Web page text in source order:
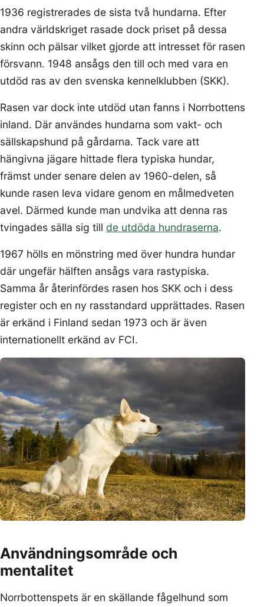
1936 registrerades de sista två hundarna. Efter
andra världskriget rasade dock priset på dessa
skinn och pälsar vilket gjorde att intresset för rasen
försvann. 1948 ansågs den till och med vara en
utdöd ras av den svenska kennelklubben (SKK).
Rasen var dock inte utdöd utan fanns i Norrbottens
inland. Där användes hundarna som vakt- och
sällskapshund på gårdarna. Tack vare att
hängivna jägare hittade flera typiska hundar,
främst under senare delen av 1960-delen, så
kunde rasen leva vidare genom en målmedveten
avel. Därmed kunde man undvika att denna ras
tvingades sälla sig till de utdöda hundraserna.
1967 hölls en mönstring med över hundra hundar
där ungefär hälften ansågs vara rastypiska.
Samma år återinfördes rasen hos SKK och i dess
register och en ny rasstandard upprättades. Rasen
är erkänd i Finland sedan 1973 och är även
internationellt erkänd av FCI.
Användningsområde och
mentalitet
Norrbottenspets är en skällande fågelhund som